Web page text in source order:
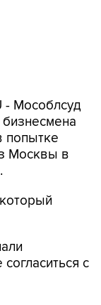
- Мособлсуд
попытке
Москвы в
с